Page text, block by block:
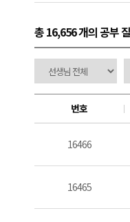
총 16,656 개의 공부
번호
16466
16465